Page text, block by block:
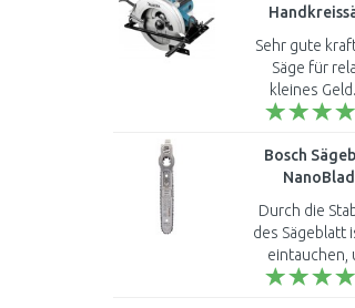
(2000W/
Sehr gute
Säge für
kleines
Bosch
WoodBasic
Durch die
des Sägeblatt
eintauchen,
exakte